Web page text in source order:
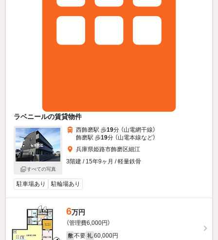
ラベニールの賃貸物件
すべての写真
西飾磨駅 歩19分 （山電網干線）
飾磨駅 歩19分 （山電本線など）
兵庫県姫路市飾磨区細江
3階建 / 15年9ヶ月 / 軽量鉄骨
駐車場あり 駐輪場あり
6万円
（管理費6,000円）
敷 不要 礼 60,000円